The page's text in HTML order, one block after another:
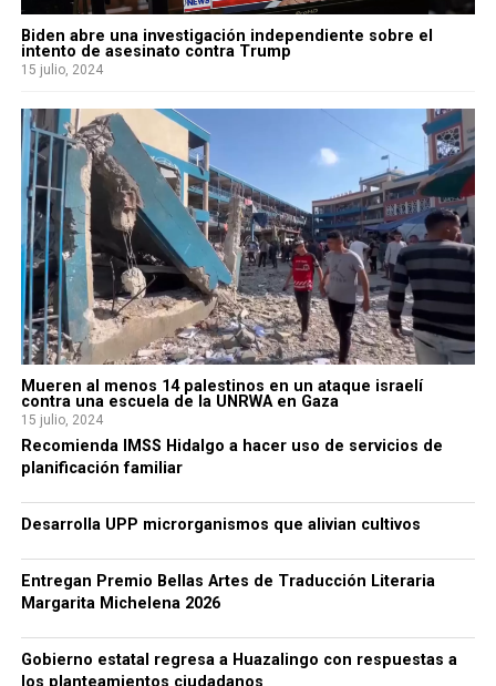
Biden abre una investigación independiente sobre el
intento de asesinato contra Trump
15 julio, 2024
Mueren al menos 14 palestinos en un ataque israelí
contra una escuela de la UNRWA en Gaza
15 julio, 2024
Recomienda IMSS Hidalgo a hacer uso de servicios de
planificación familiar
Desarrolla UPP microrganismos que alivian cultivos
Entregan Premio Bellas Artes de Traducción Literaria
Margarita Michelena 2026
Gobierno estatal regresa a Huazalingo con respuestas a
los planteamientos ciudadanos